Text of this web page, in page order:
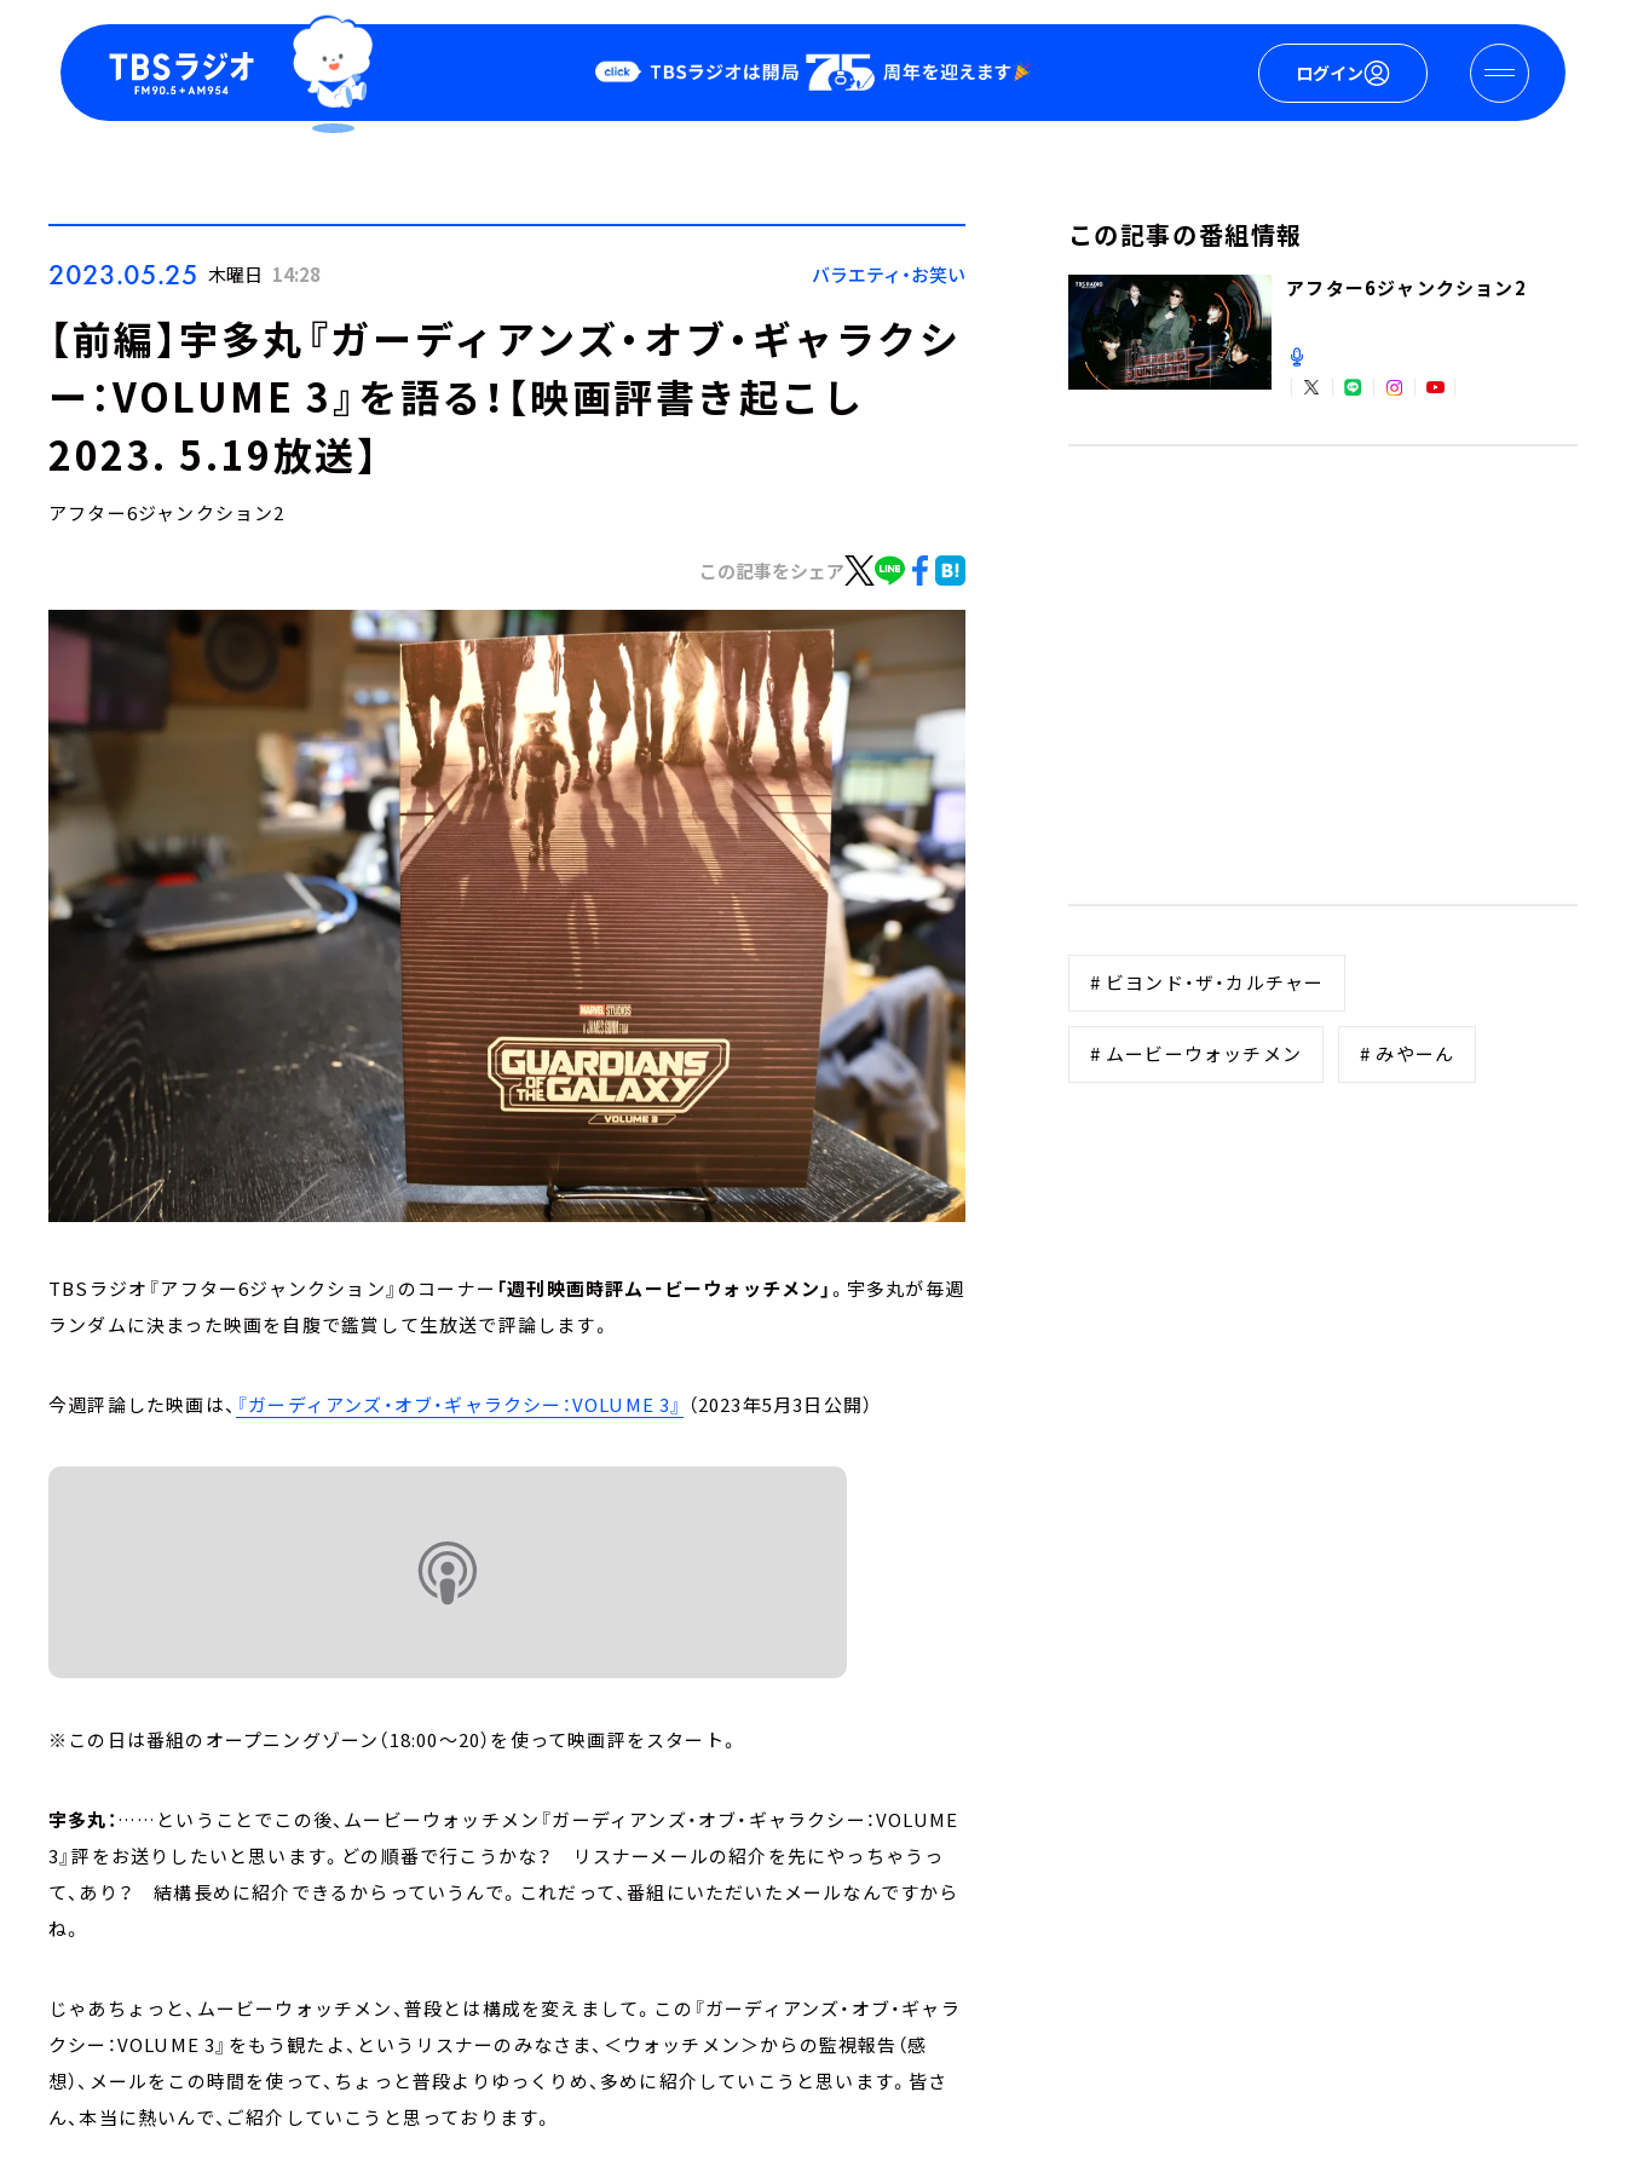
ログイン
Podcast
YouTube
会社情報
2023.05.25 木曜日 14:28 バラエティ・お笑い
【前編】宇多丸『ガーディアンズ・オブ・ギャラクシ
ー：VOLUME 3』を語る！【映画評書き起こし
2023. 5.19放送】
アフター6ジャンクション2
この記事をシェア
TBSラジオ『アフター6ジャンクション』のコーナー 「週刊映画時評ムービーウォッチメン」。宇多丸が毎週
ランダムに決まった映画を自腹で鑑賞して生放送で評論します。
今週評論した映画は、 『ガーディアンズ・オブ・ギャラクシー：VOLUME 3』 （2023年5月3日公開）
※この日は番組のオープニングゾーン（18:00～20）を使って映画評をスタート。
宇多丸：……ということでこの後、ムービーウォッチメン『ガーディアンズ・オブ・ギャラクシー：VOLUME
3』評をお送りしたいと思います。どの順番で行こうかな？ リスナーメールの紹介を先にやっちゃうっ
て、あり？ 結構長めに紹介できるからっていうんで。これだって、番組にいただいたメールなんですから
ね。
じゃあちょっと、ムービーウォッチメン、普段とは構成を変えまして。この『ガーディアンズ・オブ・ギャラ
クシー：VOLUME 3』をもう観たよ、というリスナーのみなさま、＜ウォッチメン＞からの監視報告（感
想）、メールをこの時間を使って、ちょっと普段よりゆっくりめ、多めに紹介していこうと思います。皆さ
ん、本当に熱いんで、ご紹介していこうと思っております。
この記事の番組情報
アフター6ジャンクション2
# ビヨンド・ザ・カルチャー
# ムービーウォッチメン # みやーん